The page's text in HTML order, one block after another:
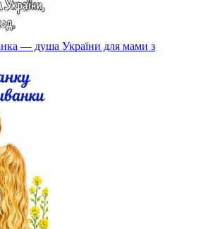
— душа України для мами з